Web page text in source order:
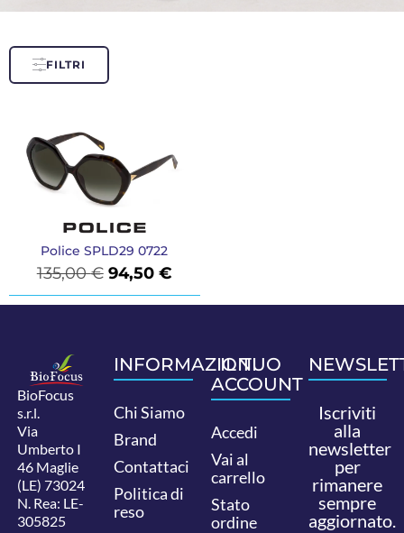
FILTRI
Police SPLD29 0722
135,00€ 94,50 €
BioFocus
s.r.l.
Via
Umberto I
46 Maglie
(LE) 73024
N. Rea: LE-
305825
INFORMAZIONI
Chi Siamo
Brand
Contattaci
Politica di
reso
IL TUO
ACCOUNT
Accedi
Vai al
carrello
Stato
ordine
Iscriviti
alla
newsletter
per
rimanere
sempre
aggiornato.